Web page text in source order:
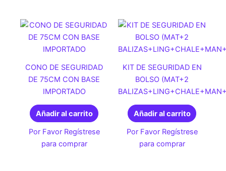
CONO DE SEGURIDAD
DE 75CM CON BASE
IMPORTADO
Añadir al carrito
Por Favor Regístrese
para comprar
KIT DE SEGURIDAD EN
BOLSO (MAT+2
Añadir al carrito
Por Favor Regístrese
para comprar